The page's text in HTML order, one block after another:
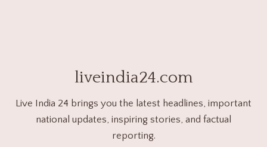
liveindia24.com
Live India 24 brings you the latest headlines, important
national updates, inspiring stories, and factual
reporting.